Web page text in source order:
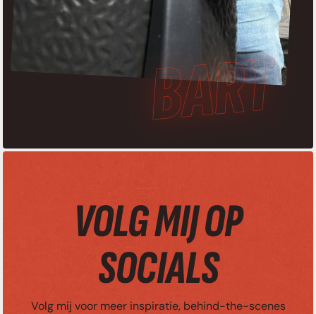
VOLG MIJ OP
SOCIALS
Volg mij voor meer inspiratie, behind-the-scenes